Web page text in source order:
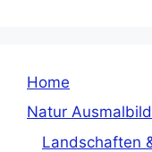
Home
Natur
Landschaften